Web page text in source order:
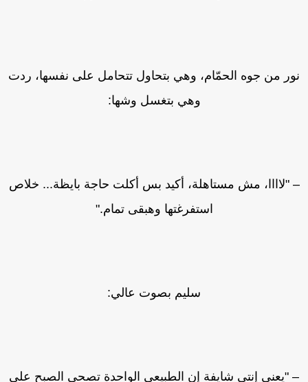
من جوه الحمّام، وهي بتحاول تتحامل على نفسها، ردت
وهي بتغسل وشها:
"لاااا، مش مستاهلة، أكيد بس أكلت حاجة بايظة... خلاص
استفرغتها وهبقى تمام."
سليم بصوت عالي:
"يعني إنتي شايفة إن الطبيعي الواحدة تصحى الصبح على